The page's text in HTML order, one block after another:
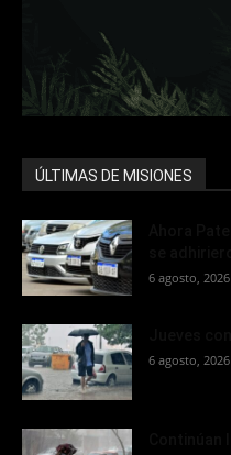
ÚLTIMAS DE MISIONES
6 agosto, 2026
6 agosto, 2026